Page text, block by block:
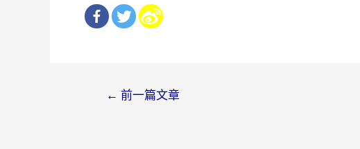
← 前一篇文章